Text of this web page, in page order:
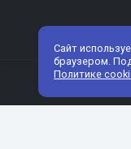
Сайт
браузером.
Политике